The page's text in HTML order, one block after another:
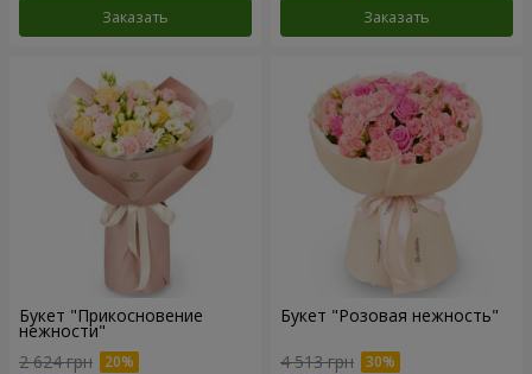
Заказать Заказать
Букет "Прикосновение
нежности"
2 624 грн
Букет "Розовая нежность"
4 513 грн